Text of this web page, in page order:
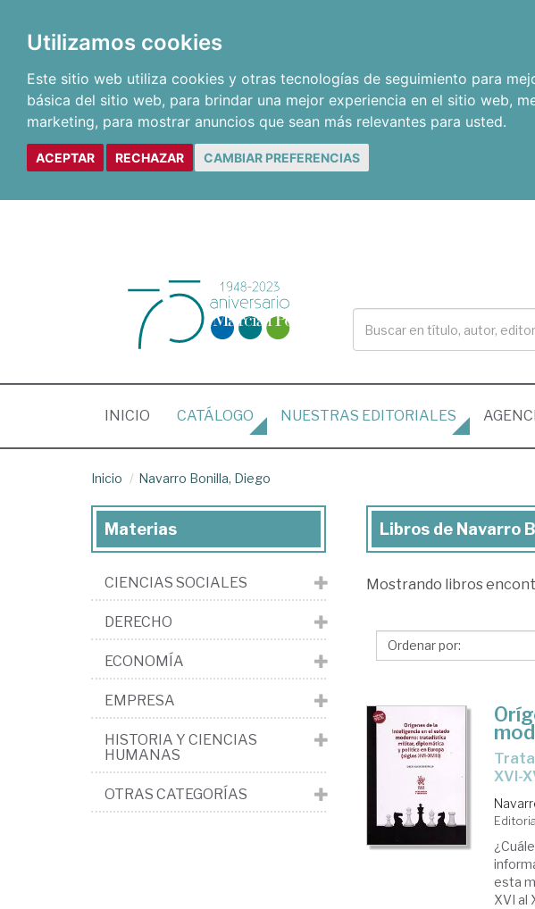
Utilizamos cookies
Este sitio web utiliza cookies y otras tecnologías de seguimiento para
básica del sitio web, para brindar una mejor experiencia en el sitio web,
marketing, para mostrar anuncios que sean más relevantes para usted.
ACEPTAR RECHAZAR CAMBIAR PREFERENCIAS
INICIO (CURRENT)
CATÁLOGO NUESTRAS EDITORIALES
Inicio Navarro Bonilla, Diego
Libros
Navarro
Diego
Libros de Navarro
Mostrando libros
tratadística militar, diplomática y política en Europa (siglos
XVI-
esta
XVI al
Materias
CIENCIAS SOCIALES
DERECHO
ECONOMÍA
EMPRESA
HISTORIA Y CIENCIAS
HUMANAS
OTRAS CATEGORÍAS